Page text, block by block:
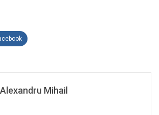
Alexandru Mihail